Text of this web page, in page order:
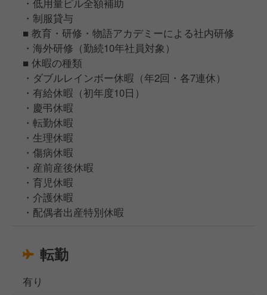
・低用量ピル全額補助
・制服貸与
■ 教育・研修・物語アカデミーによる社内研修
・海外研修（勤続10年社員対象）
■ 休暇の種類
・ダブルレインボー休暇（年2回・各7連休）
・有給休暇（初年度10日）
・慶弔休暇
・転勤休暇
・生理休暇
・傷病休暇
・産前産後休暇
・育児休暇
・介護休暇
・配偶者出産特別休暇
転勤
有り